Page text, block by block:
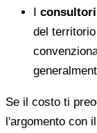
I
del
Se il costo ti
l'argomento con